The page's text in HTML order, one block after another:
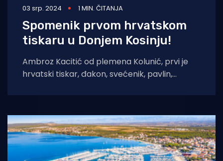
03 srp. 2024 1 MIN. ČITANJA
Spomenik prvom hrvatskom
tiskaru u Donjem Kosinju!
Ambroz Kacitić od plemena Kolunić, prvi je
hrvatski tiskar, đakon, svećenik, pavlin,